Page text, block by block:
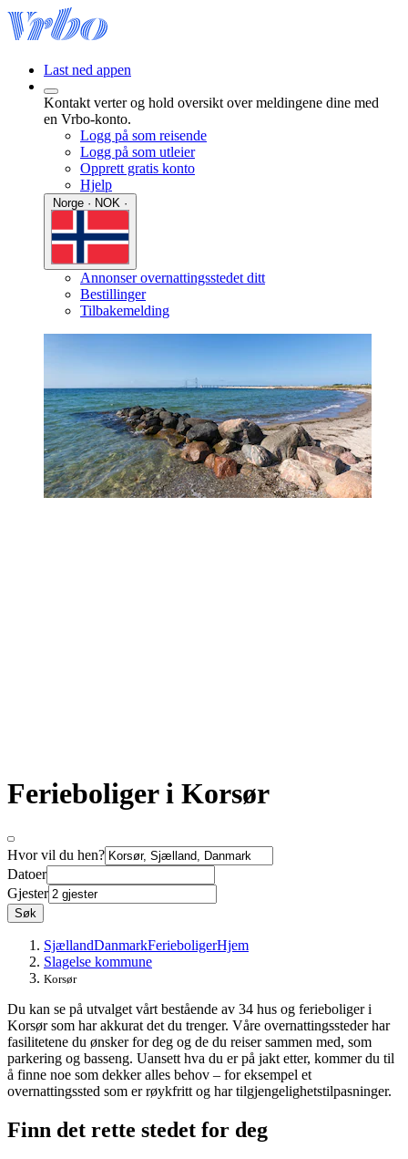
Last ned appen
Kontakt verter og hold oversikt over meldingene dine med
en Vrbo-konto.
Logg på som reisende
Logg på som utleier
Opprett gratis konto
Hjelp
Annonser overnattingsstedet ditt
Bestillinger
Tilbakemelding
Ferieboliger i Korsør
Hvor vil du hen?
Datoer
Gjester
Søk
SjællandDanmarkFerieboligerHjem
Slagelse kommune
Korsør
Du kan se på utvalget vårt bestående av 34 hus og ferieboliger i
Korsør som har akkurat det du trenger. Våre overnattingssteder har
fasilitetene du ønsker for deg og de du reiser sammen med, som
parkering og basseng. Uansett hva du er på jakt etter, kommer du til
å finne noe som dekker alles behov – for eksempel et
overnattingssted som er røykfritt og har tilgjengelighetstilpasninger.
Finn det rette stedet for deg